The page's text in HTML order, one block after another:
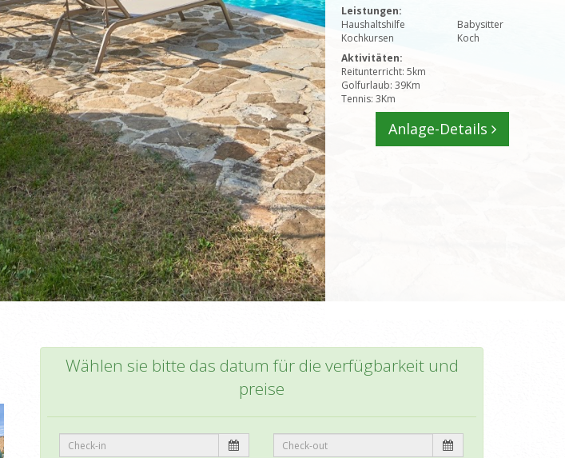
Leistungen:
Haushaltshilfe
Babysitter
Kochkursen
Koch
Aktivitäten:
Reitunterricht: 5km
Golfurlaub: 39Km
Tennis: 3Km
Anlage-Details
Wählen sie bitte das datum für die verfügbarkeit und
preise